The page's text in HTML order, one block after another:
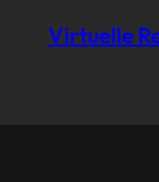
Virtuelle